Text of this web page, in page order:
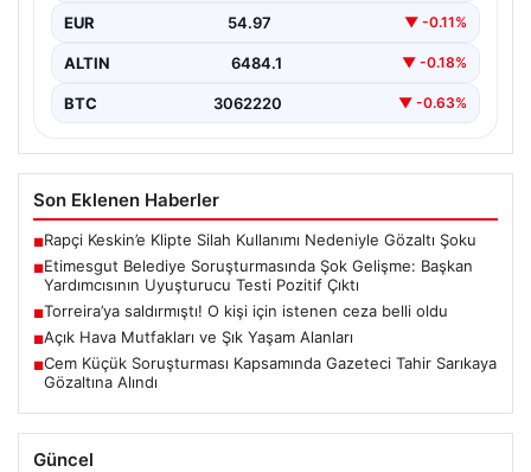
Belediye Başkan Yardımcısı…
EUR 54.97 ▼ -0.11%
ALTIN 6484.1 ▼ -0.18%
BTC 3062220 ▼ -0.63%
Son Eklenen Haberler
■Rapçi Keskin’e Klipte Silah Kullanımı Nedeniyle Gözaltı Şoku
■Etimesgut Belediye Soruşturmasında Şok Gelişme: Başkan
Yardımcısının Uyuşturucu Testi Pozitif Çıktı
■Torreira’ya saldırmıştı! O kişi için istenen ceza belli oldu
■Açık Hava Mutfakları ve Şık Yaşam Alanları
■Cem Küçük Soruşturması Kapsamında Gazeteci Tahir Sarıkaya
Gözaltına Alındı
Güncel